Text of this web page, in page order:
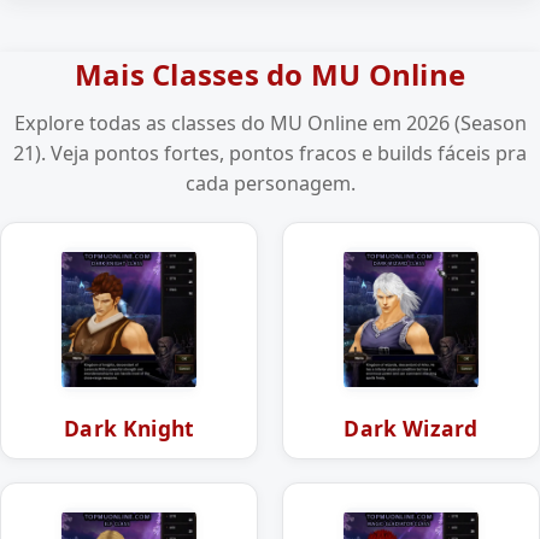
Mais Classes do MU Online
Explore todas as classes do MU Online em 2026 (Season
21). Veja pontos fortes, pontos fracos e builds fáceis pra
cada personagem.
Dark Knight Dark Wizard